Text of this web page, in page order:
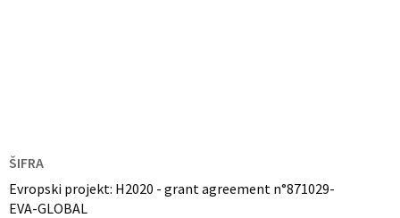
ŠIFRA
Evropski projekt: H2020 - grant agreement n°871029-
EVA-GLOBAL